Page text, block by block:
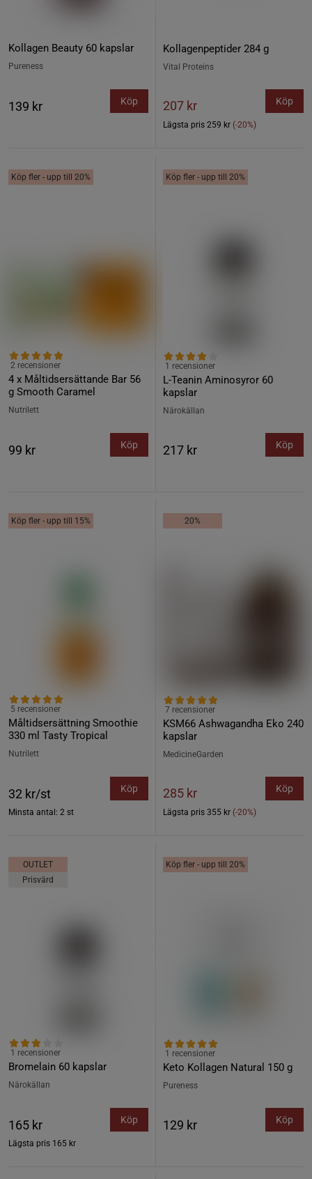
Kollagen Beauty 60 kapslar
Pureness
139 kr Köp
Kollagenpeptider 284 g
Vital Proteins
207 kr
Lägsta pris 259 kr (-20%)
Köp
Köp fler - upp till 20%
4 x Måltidsersättande Bar 56
g Smooth Caramel
2 recensioner
Nutrilett
99 kr Köp
Köp fler - upp till 20%
L-Teanin Aminosyror 60
kapslar
1 recensioner
Närokällan
217 kr Köp
Köp fler - upp till 15%
Måltidsersättning Smoothie
330 ml Tasty Tropical
5 recensioner
Nutrilett
32 kr/st
Minsta antal: 2 st
Köp
20%
KSM66 Ashwagandha Eko 240
kapslar
7 recensioner
MedicineGarden
285 kr
Lägsta pris 355 kr (-20%)
Köp
OUTLET
Prisvärd
Bromelain 60 kapslar
1 recensioner
Närokällan
165 kr
Lägsta pris 165 kr
Köp
Köp fler - upp till 20%
Keto Kollagen Natural 150 g
1 recensioner
Pureness
129 kr Köp